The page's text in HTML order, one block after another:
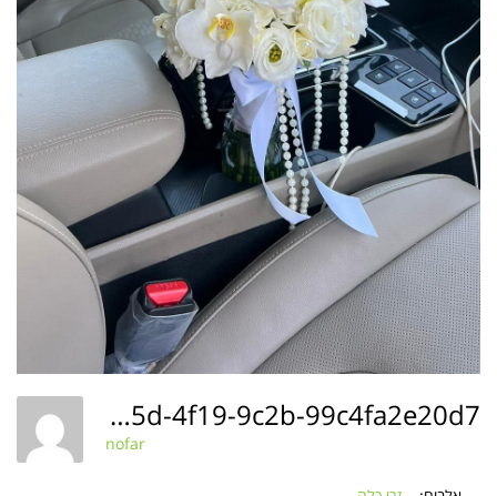
F459815b-2c5d-4f19-9c2b-99c4fa2e20d7
nofar